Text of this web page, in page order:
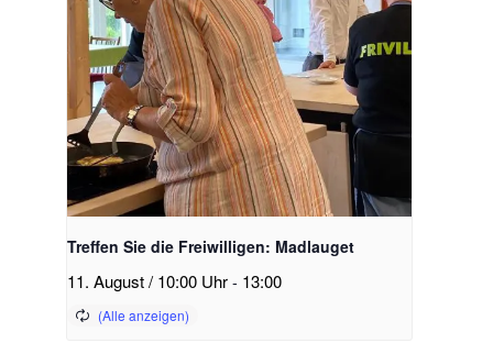
Treffen Sie die Freiwilligen: Madlauget
11. August / 10:00 Uhr- 13:00